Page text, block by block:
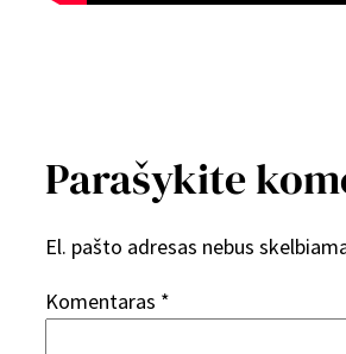
Parašykite
El. pašto adresas nebus
Komentaras *